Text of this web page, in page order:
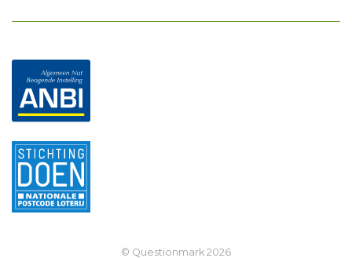
© Questionmark 2026